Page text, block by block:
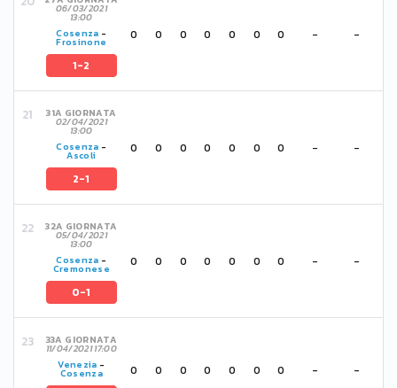
06/03/2021
13:00
Cosenza -
Frosinone
1-2
0 0 0 0 0 0 0 - -
31A GIORNATA
02/04/2021
13:00
Cosenza -
Ascoli
2-1
0 0 0 0 0 0 0 - -
32A GIORNATA
05/04/2021
13:00
Cosenza -
Cremonese
0-1
0 0 0 0 0 0 0 - -
33A GIORNATA
11/04/2021 17:00
Venezia -
Cosenza 0 0 0 0 0 0 0 - -